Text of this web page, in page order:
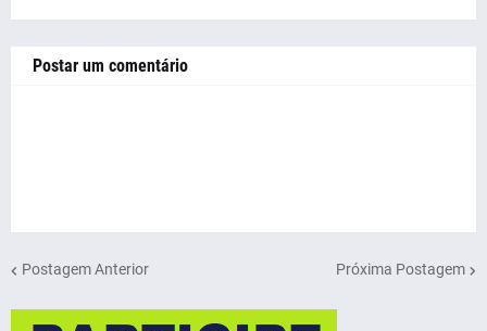
Postar um comentário
Postagem Anterior Próxima Postagem